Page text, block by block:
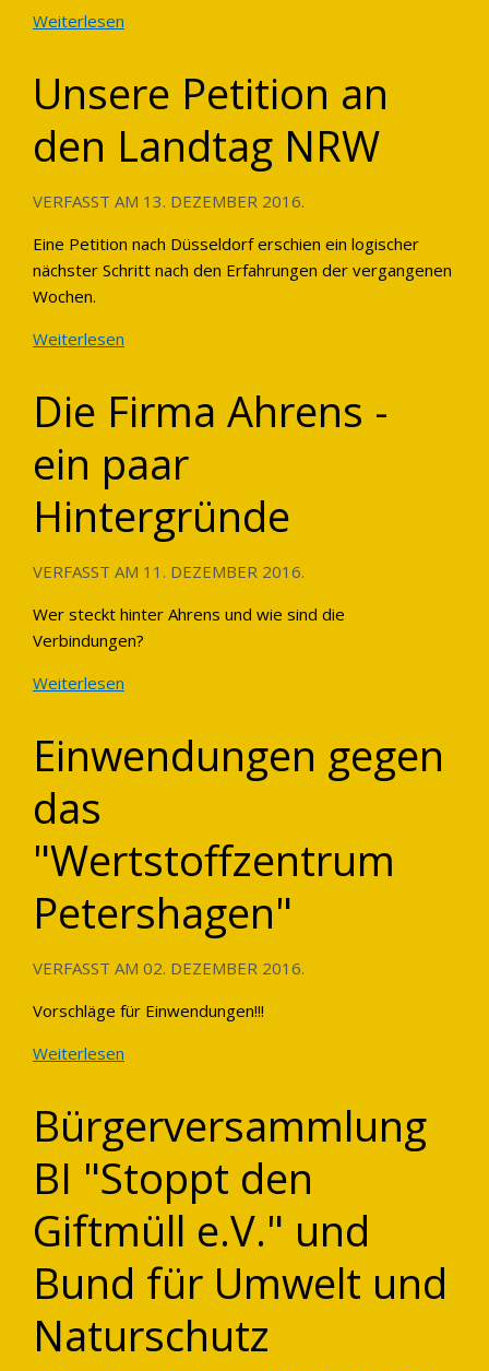
Weiterlesen
Unsere Petition an
den Landtag NRW
VERFASST AM 13. DEZEMBER 2016.
Eine Petition nach Düsseldorf erschien ein logischer
nächster Schritt nach den Erfahrungen der vergangenen
Wochen.
Weiterlesen
Die Firma Ahrens -
ein paar
Hintergründe
VERFASST AM 11. DEZEMBER 2016.
Wer steckt hinter Ahrens und wie sind die
Verbindungen?
Weiterlesen
Einwendungen gegen
das
"Wertstoffzentrum
Petershagen"
VERFASST AM 02. DEZEMBER 2016.
Vorschläge für Einwendungen!!!
Weiterlesen
Bürgerversammlung
BI "Stoppt den
Giftmüll e.V." und
Bund für Umwelt und
Naturschutz